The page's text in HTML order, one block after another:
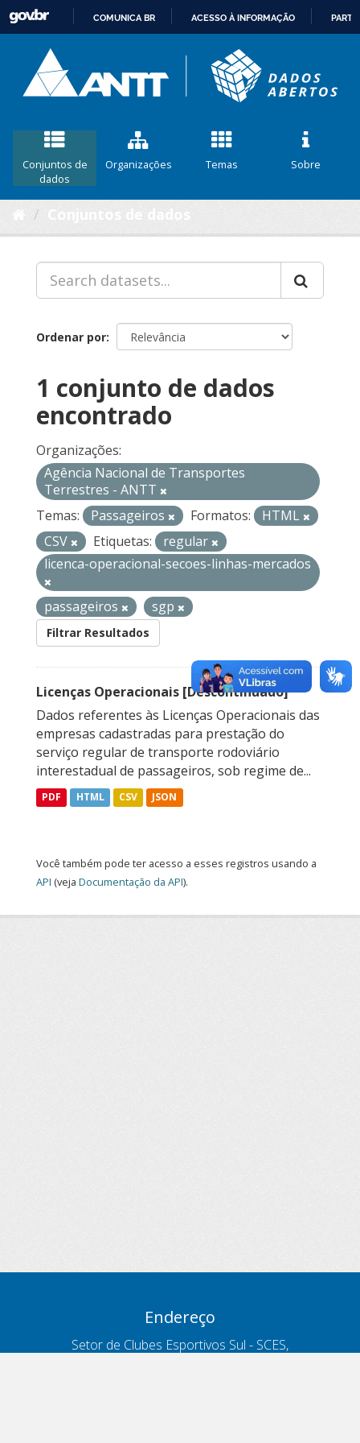
CONTEÚDO
COMUNICA BR ACESSO À INFORMAÇÃO
Conjuntos de
dados
Organizações Temas Sobre
Ordenar por
1 conjunto de dados
encontrado
Organizações:
Agência Nacional de Transportes
Terrestres - ANTT
Temas:
Passageiros Formatos:
HTML
CSV
Etiquetas:
regular
licenca-operacional-secoes-linhas-mercados
passageiros sgp
Filtrar Resultados
Licenças Operacionais [Descontinuado]
Dados referentes às Licenças Operacionais das
empresas cadastradas para prestação do
serviço regular de transporte rodoviário
interestadual de passageiros, sob regime de...
PDF HTML CSV JSON
Você também pode ter acesso a esses registros usando a
API (veja Documentação da API).
Endereço
Setor de Clubes Esportivos Sul - SCES,